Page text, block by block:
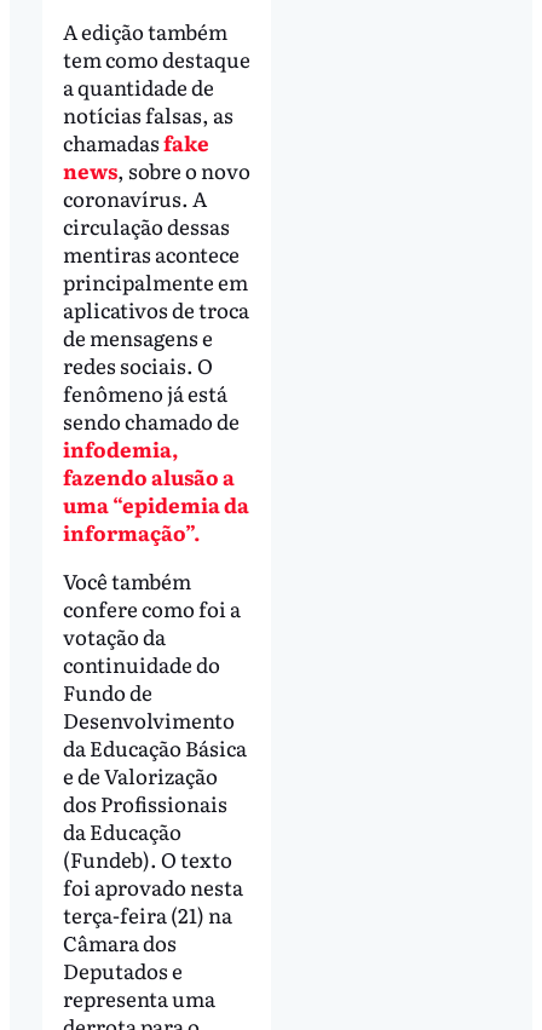
A edição também
tem como destaque
a quantidade de
notícias falsas, as
chamadasfake
news, sobre o novo
coronavírus. A
circulação dessas
mentiras acontece
principalmente em
aplicativos de troca
de mensagens e
redes sociais. O
fenômeno já está
sendo chamado de
infodemia,
fazendo alusão a
uma “epidemia da
informação”.
Você também
confere como foi a
votação da
continuidade do
Fundo de
Desenvolvimento
da Educação Básica
e de Valorização
dos Profissionais
da Educação
(Fundeb). O texto
foi aprovado nesta
terça-feira (21) na
Câmara dos
Deputados e
representa uma